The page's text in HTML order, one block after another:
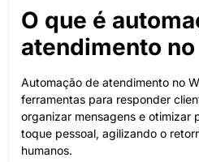
O que é
atendimento
Automação de atendimento no
ferramentas para responder
organizar mensagens e otimizar
toque pessoal, agilizando o
humanos.